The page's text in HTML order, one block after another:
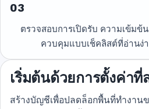
03
ตรวจสอบการเปิดรับ ความเข้มข้
ควบคุมแบบเช็คลิสต์ที่อ่านง่
เริ่มต้นด้วยการตั้งค่า
สร้างบัญชีเพื่อปลดล็อกพื้นที่ทำงาน